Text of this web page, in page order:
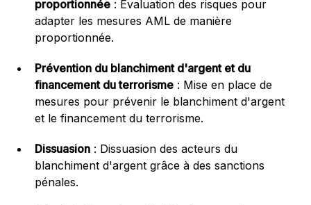
proportionnée : Évaluation des risques pour
adapter les mesures AML de manière
proportionnée.
Prévention du blanchiment d'argent et du
financement du terrorisme : Mise en place de
mesures pour prévenir le blanchiment d'argent
et le financement du terrorisme.
Dissuasion : Dissuasion des acteurs du
blanchiment d'argent grâce à des sanctions
pénales.